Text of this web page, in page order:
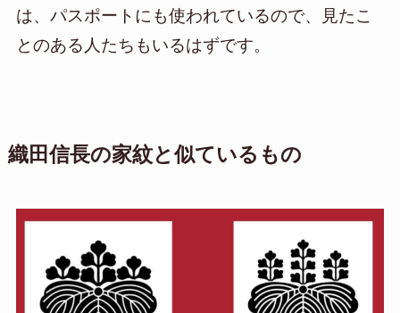
は、パスポートにも使われているので、見たこ
とのある人たちもいるはずです。
織田信長の家紋と似ているもの